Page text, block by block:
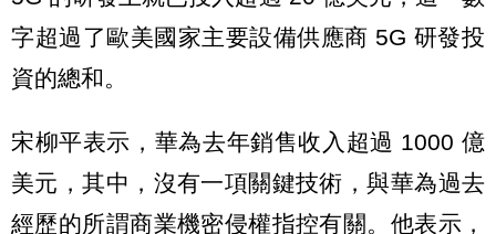
字超過了歐美國家主要設備供應商 5G 研發投
資的總和。
宋柳平表示，華為去年銷售收入超過 1000 億
美元，其中，沒有一項關鍵技術，與華為過去
經歷的所謂商業機密侵權指控有關。他表示，